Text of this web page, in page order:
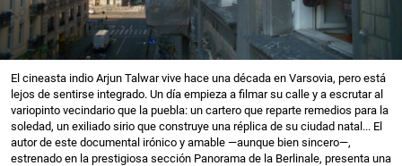
El cineasta indio Arjun Talwar vive hace una década en Varsovia, pero está
lejos de sentirse integrado. Un día empieza a filmar su calle y a escrutar al
variopinto vecindario que la puebla: un cartero que reparte remedios para la
soledad, un exiliado sirio que construye una réplica de su ciudad natal... El
autor de este documental irónico y amable —aunque bien sincero—,
estrenado en la prestigiosa sección Panorama de la Berlinale, presenta una